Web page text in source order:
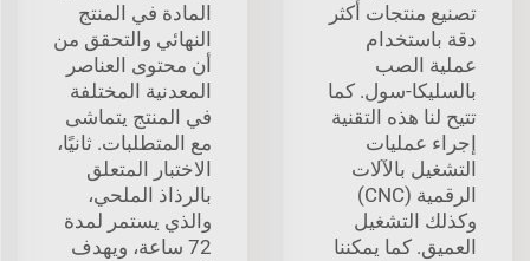
تصنيع منتجات أكثر
دقة باستخدام
عملية الصب
بالسليكا-سول. كما
تتيح لنا هذه التقنية
إجراء عمليات
التشغيل بالآلات
الرقمية (CNC)
وكذلك التشغيل
العميق. كما يمكننا
المادة في المنتج
النهائي والتحقق من
أن محتوى العناصر
المعدنية المختلفة
في المنتج يتماشى
مع المتطلبات. ثانيًا،
الاختبار المتعلق
بالرذاذ الملحي،
والذي يستمر لمدة
72 ساعة، ويهدف